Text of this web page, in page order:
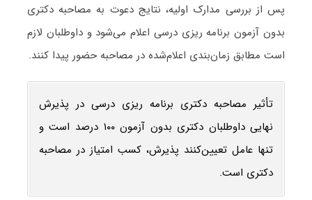
پس از بررسی مدارک اولیه، نتایج دعوت به مصاحبه دکتری
بدون آزمون برنامه ‌ریزی درسی اعلام می‌شود و داوطلبان لازم
است مطابق زمان‌بندی اعلام‌شده در مصاحبه حضور پیدا کنند.
تأثیر مصاحبه دکتری برنامه ‌ریزی درسی در پذیرش
نهایی داوطلبان دکتری بدون آزمون ۱۰۰ درصد است و
تنها عامل تعیین‌کنند پذیرش، کسب امتیاز در مصاحبه
دکتری است.